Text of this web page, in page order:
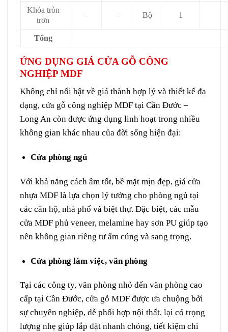
Khóa tròn
trơn
– – Bộ 1
Tổng
ỨNG DỤNG GIÁ CỬA GỖ CÔNG
NGHIỆP MDF
Không chỉ nổi bật về giá thành hợp lý và thiết kế đa
dạng, cửa gỗ công nghiệp MDF tại Cần Đước –
Long An còn được ứng dụng linh hoạt trong nhiều
không gian khác nhau của đời sống hiện đại:
Cửa phòng ngủ
Với khả năng cách âm tốt, bề mặt mịn đẹp, giá cửa
nhựa MDF là lựa chọn lý tưởng cho phòng ngủ tại
các căn hộ, nhà phố và biệt thự. Đặc biệt, các mẫu
cửa MDF phủ veneer, melamine hay sơn PU giúp tạo
nên không gian riêng tư ấm cúng và sang trọng.
Cửa phòng làm việc, văn phòng
Tại các công ty, văn phòng nhỏ đến văn phòng cao
cấp tại Cần Đước, cửa gỗ MDF được ưa chuộng bởi
sự chuyên nghiệp, dễ phối hợp nội thất, lại có trọng
lượng nhẹ giúp lắp đặt nhanh chóng, tiết kiệm chi